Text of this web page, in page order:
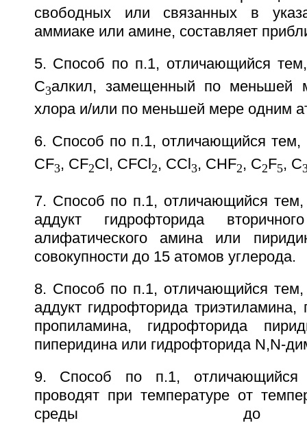
свободных или связанных в
аммиаке или амине, составляет
5. Способ по п.1, отличающийся
С3алкил, замещенный по меньшей
хлора и/или по меньшей мере одним
6. Способ по п.1, отличающийся тем,
СF3, СF2Cl, CFCl 2, ССl 3, CHF2, C2 F5, C
7. Способ по п.1, отличающийся тем,
аддукт гидрофторида
алифатического амина или
совокупности до 15 атомов углерода.
8. Способ по п.1, отличающийся тем,
аддукт гидрофторида триэтиламина,
пропиламина, гидрофторида
пиперидина или гидрофторида N,N-
9. Способ по п.1, отличающийся
проводят при температуре от
среды